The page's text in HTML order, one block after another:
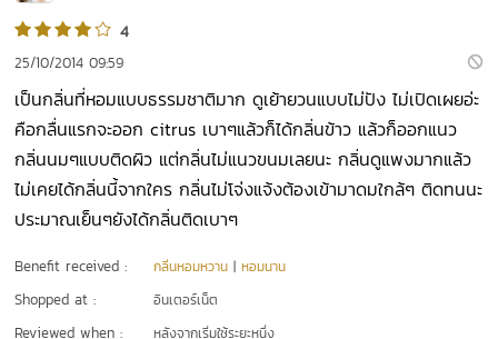
4
25/10/2014 09:59
เป็นกลิ่นที่หอมแบบธรรมชาติมาก ดูเย้ายวนแบบไม่ปัง ไม่เปิดเผยอ่ะ
คือกลื่นแรกจะออก citrus เบาๆแล้วก็ได้กลิ่นข้าว แล้วก็ออกแนว
กลิ่นนมๆแบบติดผิว แต่กลิ่นไม่แนวขนมเลยนะ กลิ่นดูแพงมากแล้ว
ไม่เคยได้กลิ่นนี้จากใคร กลิ่นไม่โจ่งแจ้งต้องเข้ามาดมใกล้ๆ ติดทนนะ
ประมาณเย็นๆยังได้กลิ่นติดเบาๆ
Benefit received : กลิ่นหอมหวาน |หอมนาน
Shopped at : อินเตอร์เน็ต
Reviewed when : หลังจากเริ่มใช้ระยะหนึ่ง